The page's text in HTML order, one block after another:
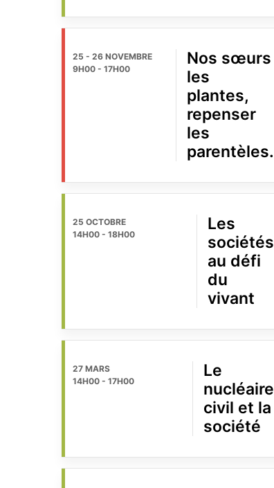
25 - 26 NOVEMBRE
9H00 - 17H00
Nos sœurs
les
plantes,
repenser
les
parentèles.
25 OCTOBRE
14H00 - 18H00
Les
sociétés
au défi
du
vivant
27 MARS
14H00 - 17H00
Le
nucléaire
civil et la
société